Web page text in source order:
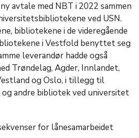
avtale med NBT i 2022 sammen
ved USN.
bibliotekene i de videregående
i Vestfold benyttet seg
leverandør hadde også
Trøndelag, Agder, Innlandet,
og Oslo, i tillegg til
andre bibliotek ved universitet
for lånesamarbeidet